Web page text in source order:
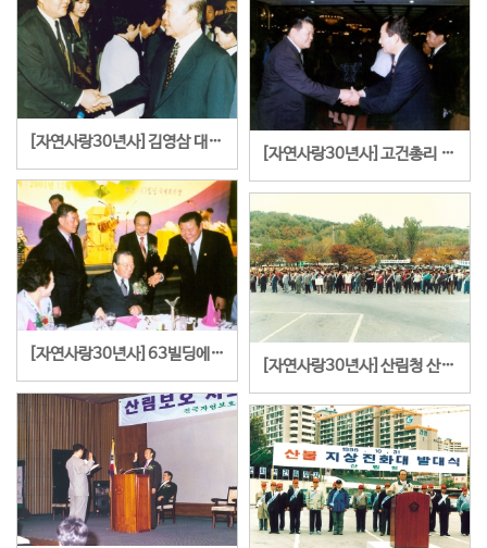
[자연사랑30년사]김영삼 대통령과의 만남
[자연사랑30년사]고건총리 유명준총재와의 만남 (세종문화회관)
[자연사랑30년사]63빌딩에서 근우회 이회자 회장과 김종필 총재와 함께한 '송년의 밤'
[자연사랑30년사]산림청 산불 진화대 발대식